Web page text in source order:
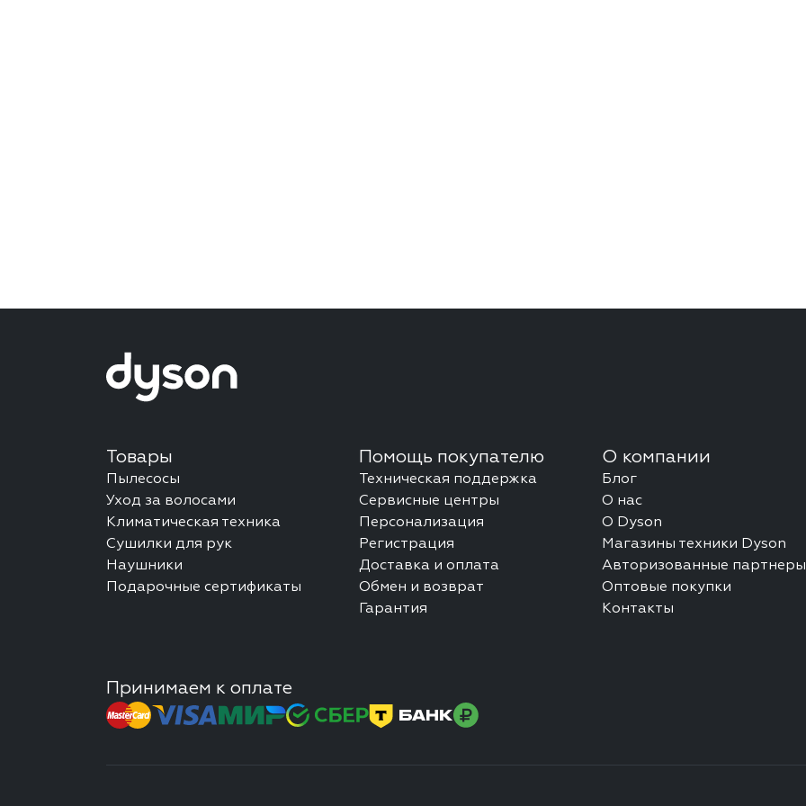
Товары
Пылесосы
Уход за волосами
Климатическая техника
Сушилки для рук
Наушники
Подарочные сертификаты
Помощь покупателю
Техническая поддержка
Сервисные центры
Персонализация
Регистрация
Доставка и оплата
Обмен и возврат
Гарантия
О компании
Блог
О нас
О Dyson
Магазины техники Dyson
Авторизованные партнеры
Оптовые покупки
Контакты
Принимаем к оплате